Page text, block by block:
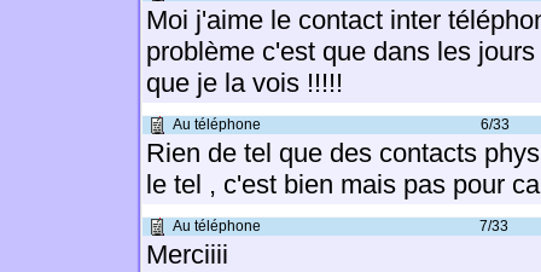
Moi j'aime le contact inter
problème c'est que dans les
que je la vois !!!!!
Au téléphone 6/33
Rien de tel que des contacts
le tel , c'est bien mais pas pour
Au téléphone 7/33
Merciiii